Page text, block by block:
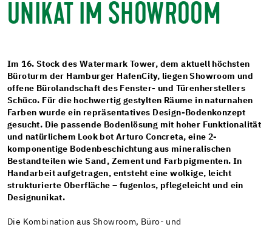
UNIKAT IM SHOWROOM
Im 16. Stock des Watermark Tower, dem aktuell höchsten
Büroturm der Hamburger HafenCity, liegen Showroom und
offene Bürolandschaft des Fenster- und Türenherstellers
Schüco. Für die hochwertig gestylten Räume in naturnahen
Farben wurde ein repräsentatives Design-Bodenkonzept
gesucht. Die passende Bodenlösung mit hoher Funktionalität
und natürlichem Look bot Arturo Concreta, eine 2-
komponentige Bodenbeschichtung aus mineralischen
Bestandteilen wie Sand, Zement und Farbpigmenten. In
Handarbeit aufgetragen, entsteht eine wolkige, leicht
strukturierte Oberfläche – fugenlos, pflegeleicht und ein
Designunikat.
Die Kombination aus Showroom, Büro- und